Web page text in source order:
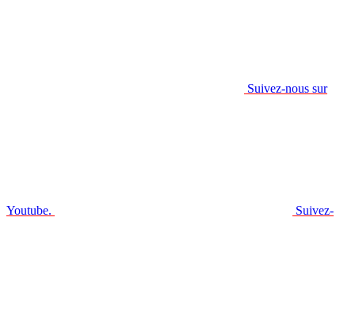
Suivez-nous sur
Youtube. Suivez-